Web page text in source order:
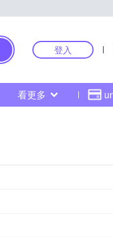
登入
看更多